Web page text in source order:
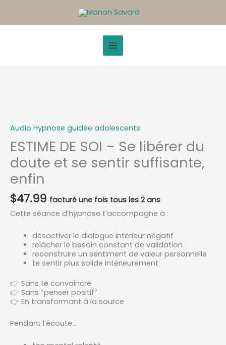
Audio Hypnose guidée adolescents
ESTIME DE SOI – Se libérer du
doute et se sentir suffisante,
enfin
$47.99
Cette séance d’hypnose t’accompagne à :
désactiver le dialogue intérieur négatif
relâcher le besoin constant de validation
reconstruire un sentiment de valeur personnelle
te sentir plus solide intérieurement
👉 Sans te convaincre
👉 Sans “penser positif”
👉 En transformant à la source
Pendant l’écoute…
SOI
–
Se
libérer
du
doute
et
se
sentir
suffisante,